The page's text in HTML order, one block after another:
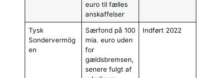
euro til fælles
anskaffelser
Tysk
Sondervermög
en
Særfond på 100
mia. euro uden
for
gældsbremsen,
senere fulgt af
Indført 2022